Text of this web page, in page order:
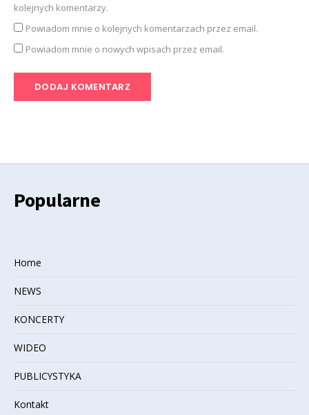
kolejnych komentarzy.
Powiadom mnie o kolejnych komentarzach przez email.
Powiadom mnie o nowych wpisach przez email.
Popularne
Home
NEWS
KONCERTY
WIDEO
PUBLICYSTYKA
Kontakt